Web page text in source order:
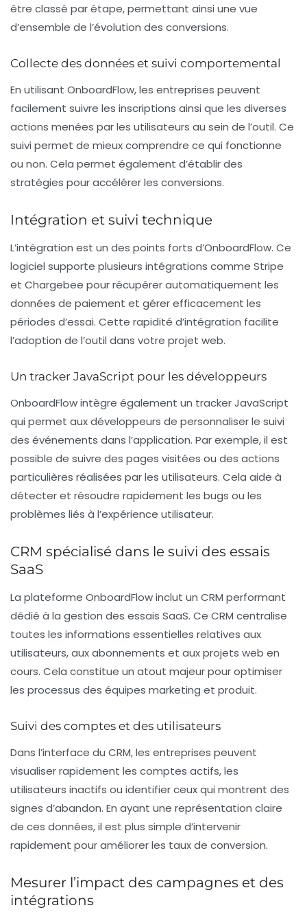
être classé par étape, permettant ainsi une vue
d’ensemble de l’évolution des conversions.
Collecte des données et suivi comportemental
En utilisant OnboardFlow, les entreprises peuvent
facilement suivre les inscriptions ainsi que les diverses
actions menées par les utilisateurs au sein de l’outil. Ce
suivi permet de mieux comprendre ce qui fonctionne
ou non. Cela permet également d’établir des
stratégies pour accélérer les conversions.
Intégration et suivi technique
L’intégration est un des points forts d’OnboardFlow. Ce
logiciel supporte plusieurs intégrations comme Stripe
et Chargebee pour récupérer automatiquement les
données de paiement et gérer efficacement les
périodes d’essai. Cette rapidité d’intégration facilite
l’adoption de l’outil dans votre projet web.
Un tracker JavaScript pour les développeurs
OnboardFlow intègre également un tracker JavaScript
qui permet aux développeurs de personnaliser le suivi
des événements dans l’application. Par exemple, il est
possible de suivre des pages visitées ou des actions
particulières réalisées par les utilisateurs. Cela aide à
détecter et résoudre rapidement les bugs ou les
problèmes liés à l’expérience utilisateur.
CRM spécialisé dans le suivi des essais
SaaS
La plateforme OnboardFlow inclut un CRM performant
dédié à la gestion des essais SaaS. Ce CRM centralise
toutes les informations essentielles relatives aux
utilisateurs, aux abonnements et aux projets web en
cours. Cela constitue un atout majeur pour optimiser
les processus des équipes marketing et produit.
Suivi des comptes et des utilisateurs
Dans l’interface du CRM, les entreprises peuvent
visualiser rapidement les comptes actifs, les
utilisateurs inactifs ou identifier ceux qui montrent des
signes d’abandon. En ayant une représentation claire
de ces données, il est plus simple d’intervenir
rapidement pour améliorer les taux de conversion.
Mesurer l’impact des campagnes et des
intégrations